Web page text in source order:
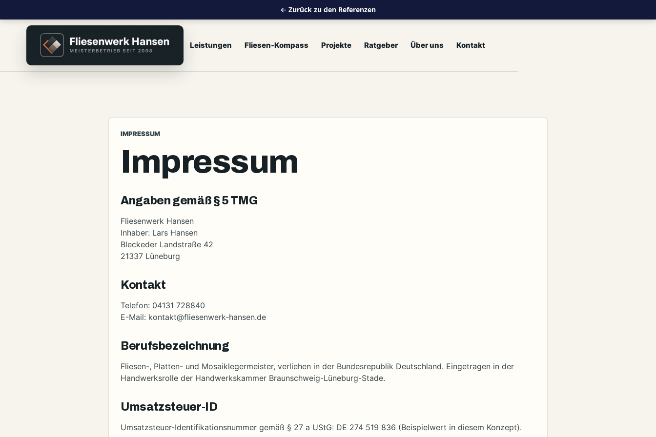
Leistungen Fliesen-Kompass Projekte Ratgeber Über uns Kontakt
IMPRESSUM
Impressum
Angaben gemäß § 5 TMG
Fliesenwerk Hansen
Inhaber: Lars Hansen
Bleckeder Landstraße 42
21337 Lüneburg
Kontakt
Telefon: 04131 728840
E-Mail: kontakt@fliesenwerk-hansen.de
Berufsbezeichnung
Fliesen-, Platten- und Mosaiklegermeister, verliehen in der Bundesrepublik Deutschland. Eingetragen in der
Handwerksrolle der Handwerkskammer Braunschweig-Lüneburg-Stade.
Umsatzsteuer-ID
Umsatzsteuer-Identifikationsnummer gemäß § 27 a UStG: DE 274 519 836 (Beispielwert in diesem Konzept).
← Zurück zu den Referenzen